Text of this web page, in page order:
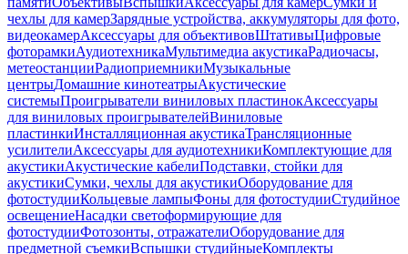
чехлы для камерЗарядные устройства, аккумуляторы для фото,
видеокамерАксессуары для объективовШтативыЦифровые
фоторамкиАудиотехникаМультимедиа акустикаРадиочасы,
метеостанцииРадиоприемникиМузыкальные
центрыДомашние кинотеатрыАкустические
системыПроигрыватели виниловых пластинокАксессуары
для виниловых проигрывателейВиниловые
пластинкиИнсталляционная акустикаТрансляционные
усилителиАксессуары для аудиотехникиКомплектующие для
акустикиАкустические кабелиПодставки, стойки для
акустикиСумки, чехлы для акустикиОборудование для
фотостудииКольцевые лампыФоны для фотостудииСтудийное
освещениеНасадки светоформирующие для
фотостудииФотозонты, отражателиОборудование для
предметной съемкиВспышки студийныеКомплекты